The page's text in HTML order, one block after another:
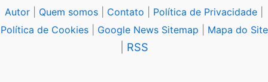
Autor Quem somos Contato Política de Privacidade
Política de Cookies| Google News Sitemap Mapa do Site
RSS